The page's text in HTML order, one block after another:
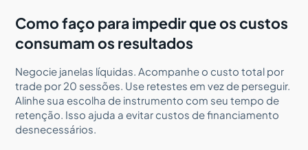
Como faço para impedir que os custos
consumam os resultados
Negocie janelas líquidas. Acompanhe o custo total por
trade por 20 sessões. Use retestes em vez de perseguir.
Alinhe sua escolha de instrumento com seu tempo de
retenção. Isso ajuda a evitar custos de financiamento
desnecessários.